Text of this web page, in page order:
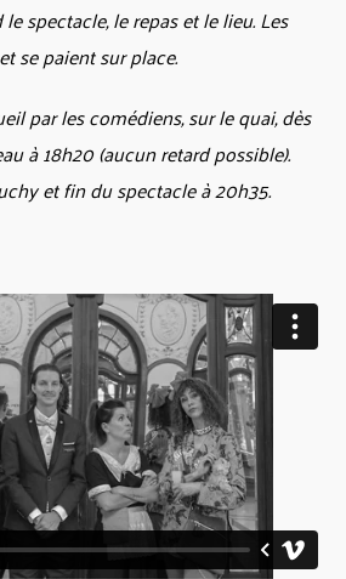
spectacle, le repas et le lieu. Les
se paient sur place.
par les comédiens, sur le quai, dès
à 18h20 (aucun retard possible).
et fin du spectacle à 20h35.